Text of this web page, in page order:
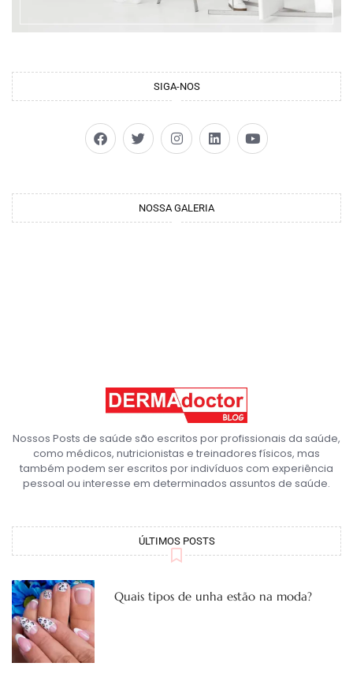
SIGA-NOS
NOSSA GALERIA
Nossos Posts de saúde são escritos por profissionais da saúde,
como médicos, nutricionistas e treinadores físicos, mas
também podem ser escritos por indivíduos com experiência
pessoal ou interesse em determinados assuntos de saúde.
ÚLTIMOS POSTS
Quais tipos de unha estão na moda?